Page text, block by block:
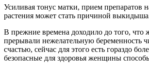
Усиливая тонус матки, прием препаратов
растения может стать причиной
В прежние времена доходило до того,
прерывали нежелательную беременность
счастью, сейчас для этого есть гораздо
безопасные для здоровья женщины